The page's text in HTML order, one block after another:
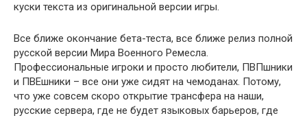
куски текста из оригинальной версии игры.
Все ближе окончание бета-теста, все ближе релиз полной
русской версии Мира Военного Ремесла.
Профессиональные игроки и просто любители, ПВПшники
и ПВЕшники – все они уже сидят на чемоданах. Потому,
что уже совсем скоро открытие трансфера на наши,
русские сервера, где не будет языковых барьеров, где